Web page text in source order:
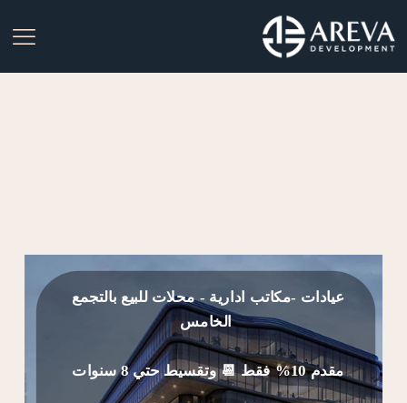
عيادات -مكاتب ادارية - محلات للبيع بالتجمع
الخامس
مقدم 10% فقط 📆 وتقسيط حتي 8 سنوات